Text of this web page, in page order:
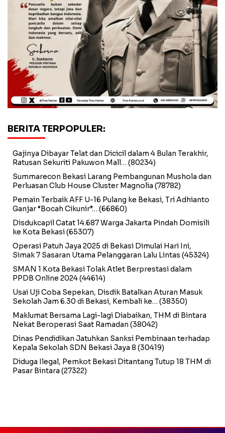
BERITA TERPOPULER:
Gajinya Dibayar Telat dan Dicicil dalam 4 Bulan Terakhir,
Ratusan Sekuriti Pakuwon Mall… (80234)
Summarecon Bekasi Larang Pembangunan Mushola dan
Perluasan Club House Cluster Magnolia (78782)
Pemain Terbaik AFF U-16 Pulang ke Bekasi, Tri Adhianto
Ganjar “Bocah Cikunir”… (66860)
Disdukcapil Catat 14.687 Warga Jakarta Pindah Domisili
ke Kota Bekasi(65307)
Operasi Patuh Jaya 2025 di Bekasi Dimulai Hari Ini,
Simak 7 Sasaran Utama Pelanggaran Lalu Lintas (45324)
SMAN 1 Kota Bekasi Tolak Atlet Berprestasi dalam
PPDB Online 2024(44614)
Usai Uji Coba Sepekan, Disdik Batalkan Aturan Masuk
Sekolah Jam 6.30 di Bekasi, Kembali ke… (38350)
Maklumat Bersama Lagi-lagi Diabaikan, THM di Bintara
Nekat Beroperasi Saat Ramadan (38042)
Dinas Pendidikan Jatuhkan Sanksi Pembinaan terhadap
Kepala Sekolah SDN Bekasi Jaya 8 (30419)
Diduga Ilegal, Pemkot Bekasi Ditantang Tutup 18 THM di
Pasar Bintara (27322)